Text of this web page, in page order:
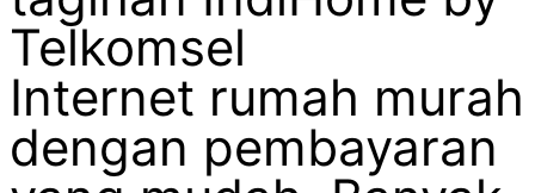
Telkomsel
Internet rumah murah
dengan pembayaran